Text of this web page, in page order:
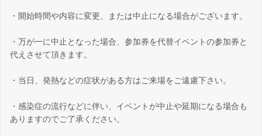
・開始時間や内容に変更、または中止になる場合がございます。
・万が一に中止となった場合、参加券を代替イベントの参加券と
代えさせて頂きます。
・当日、発熱などの症状がある方はご来場をご遠慮下さい。
・感染症の流行などに伴い、イベントが中止や延期になる場合も
ありますのでご了承ください。